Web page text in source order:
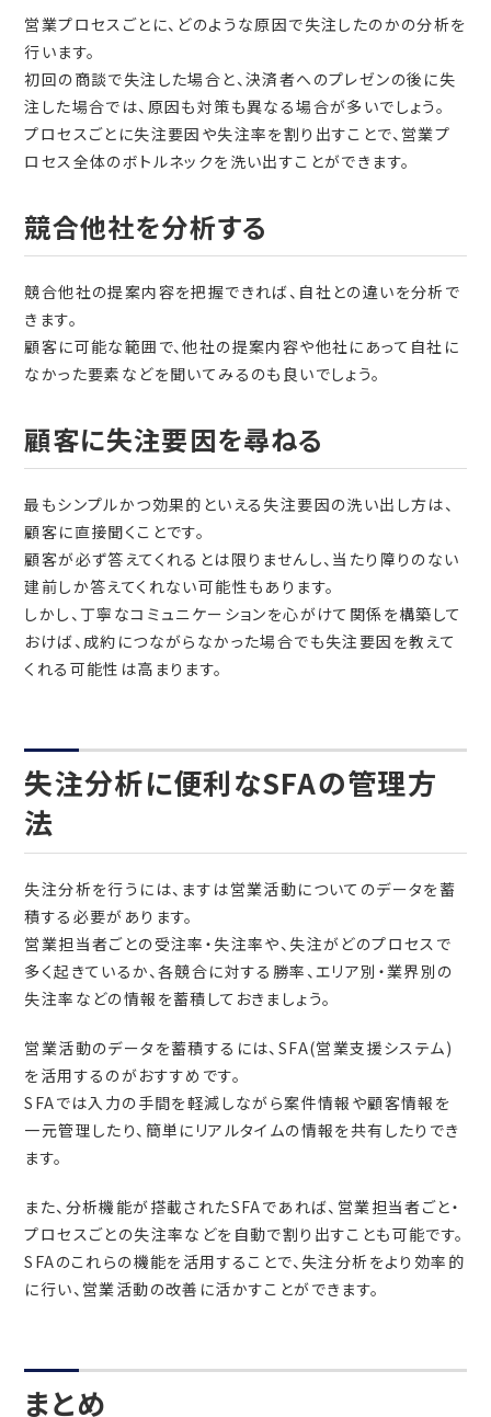
営業プロセスごとに、どのような原因で失注したのかの分析を
行います。
初回の商談で失注した場合と、決済者へのプレゼンの後に失
注した場合では、原因も対策も異なる場合が多いでしょう。
プロセスごとに失注要因や失注率を割り出すことで、営業プ
ロセス全体のボトルネックを洗い出すことができます。
競合他社を分析する
競合他社の提案内容を把握できれば、自社との違いを分析で
きます。
顧客に可能な範囲で、他社の提案内容や他社にあって自社に
なかった要素などを聞いてみるのも良いでしょう。
顧客に失注要因を尋ねる
最もシンプルかつ効果的といえる失注要因の洗い出し方は、
顧客に直接聞くことです。
顧客が必ず答えてくれるとは限りませんし、当たり障りのない
建前しか答えてくれない可能性もあります。
しかし、丁寧なコミュニケーションを心がけて関係を構築して
おけば、成約につながらなかった場合でも失注要因を教えて
くれる可能性は高まります。
失注分析に便利なSFAの管理方
法
失注分析を行うには、ますは営業活動についてのデータを蓄
積する必要があります。
営業担当者ごとの受注率・失注率や、失注がどのプロセスで
多く起きているか、各競合に対する勝率、エリア別・業界別の
失注率などの情報を蓄積しておきましょう。
営業活動のデータを蓄積するには、SFA(営業支援システム)
を活用するのがおすすめです。
SFAでは入力の手間を軽減しながら案件情報や顧客情報を
一元管理したり、簡単にリアルタイムの情報を共有したりでき
ます。
また、分析機能が搭載されたSFAであれば、営業担当者ごと・
プロセスごとの失注率などを自動で割り出すことも可能です。
SFAのこれらの機能を活用することで、失注分析をより効率的
に行い、営業活動の改善に活かすことができます。
まとめ